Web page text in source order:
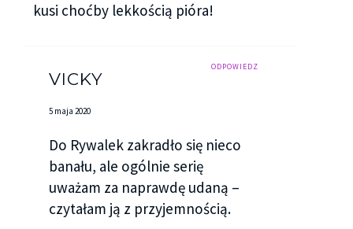
kusi choćby lekkością pióra!
ODPOWIEDZ
VICKY
5 maja 2020
Do Rywalek zakradło się nieco
banału, ale ogólnie serię
uważam za naprawdę udaną –
czytałam ją z przyjemnością.